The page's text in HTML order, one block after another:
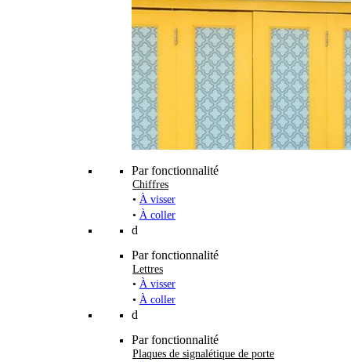
Par fonctionnalité
Chiffres
• À visser
• À coller
d
Par fonctionnalité
Lettres
• À visser
• À coller
d
Par fonctionnalité
Plaques de signalétique de porte